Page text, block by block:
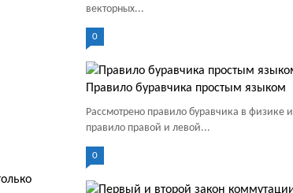
векторных...
0
Правило буравчика простым языком
Рассмотрено правило буравчика в физике и
правило правой и левой...
0